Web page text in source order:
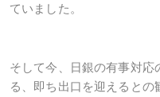
ていました。
そして今、日銀の有事対応
る、即ち出口を迎えるとの